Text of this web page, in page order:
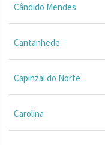
Cândido Mendes
Cantanhede
Capinzal do Norte
Carolina